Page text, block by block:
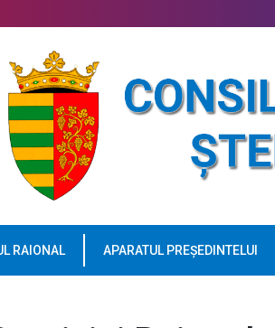
RAIONAL APARATUL PREȘEDINTELUI